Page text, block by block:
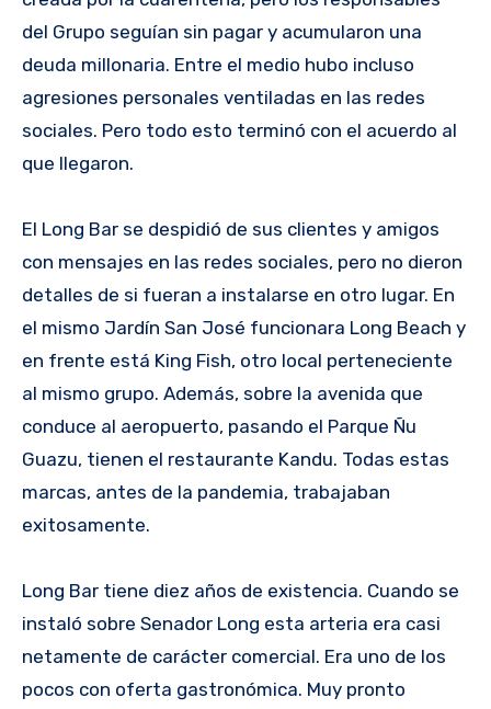
del Grupo seguían sin pagar y acumularon una
deuda millonaria. Entre el medio hubo incluso
agresiones personales ventiladas en las redes
sociales. Pero todo esto terminó con el acuerdo al
que llegaron.
El Long Bar se despidió de sus clientes y amigos
con mensajes en las redes sociales, pero no dieron
detalles de si fueran a instalarse en otro lugar. En
el mismo Jardín San José funcionara Long Beach y
en frente está King Fish, otro local perteneciente
al mismo grupo. Además, sobre la avenida que
conduce al aeropuerto, pasando el Parque Ñu
Guazu, tienen el restaurante Kandu. Todas estas
marcas, antes de la pandemia, trabajaban
exitosamente.
Long Bar tiene diez años de existencia. Cuando se
instaló sobre Senador Long esta arteria era casi
netamente de carácter comercial. Era uno de los
pocos con oferta gastronómica. Muy pronto